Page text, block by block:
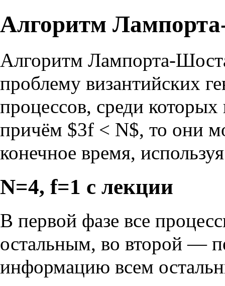
Алгоритм
Алгоритм Лампорта-
проблему византийских
процессов, среди
причём $3f < N$, то они
конечное время,
N=4, f=1 с лекции
В первой фазе все
остальным, во второй —
информацию всем